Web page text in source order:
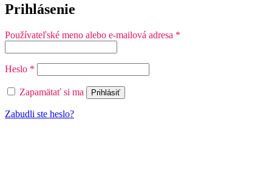
Prihlásenie
Používateľské meno alebo e-mailová adresa *
Heslo *
Zapamätať si ma Prihlásiť
Zabudli ste heslo?